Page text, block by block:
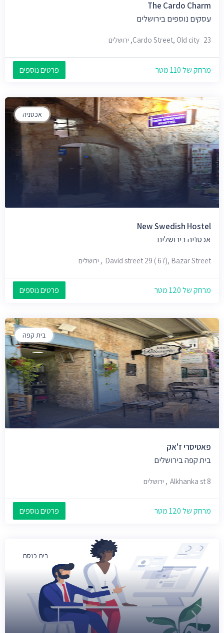
The Cardo Charm
עסקים נוספים בירושלים
23 Cardo Street, Old city, ירושלים
מרחק של 110 מטר פרטים נוספים
אכסניה
New Swedish Hostel
אכסניה בירושלים
David street 29 ( 67), Bazar Street, ירושלים
מרחק של 120 מטר פרטים נוספים
בית קפה
פאטיסרי ז'אק
בית קפה בירושלים
Alkhanka st 8, ירושלים
מרחק של 120 מטר פרטים נוספים
בית כנסת